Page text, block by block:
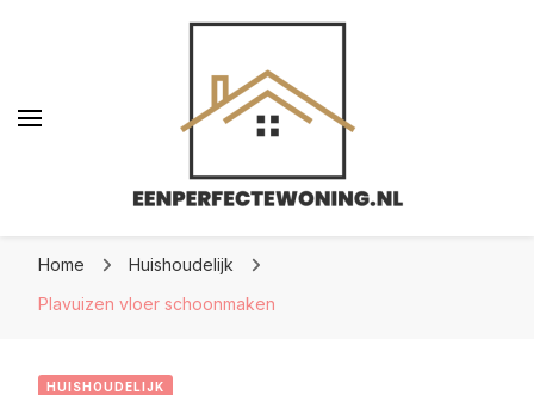
Home
Huishoudelijk
Plavuizen vloer schoonmaken
HUISHOUDELIJK